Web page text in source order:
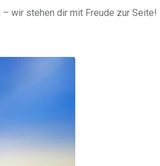
wir stehen dir mit Freude zur Seite!